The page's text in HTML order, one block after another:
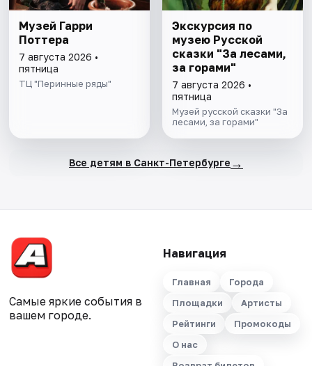
Музей Гарри
Поттера
7 августа 2026 •
пятница
ТЦ "Перинные ряды"
Экскурсия по
музею Русской
сказки "За лесами,
за горами"
7 августа 2026 •
пятница
Музей русской сказки "За
лесами, за горами"
Все детям в Санкт-Петербурге →
Самые яркие события в
вашем городе.
Навигация
Главная
Города
Площадки
Артисты
Рейтинги
Промокоды
О нас